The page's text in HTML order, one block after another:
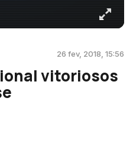
26 fev, 2018, 15:56
vitoriosos